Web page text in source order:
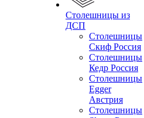
Столешницы из
ДСП
Столешницы
Скиф Россия
Столешницы
Кедр Россия
Столешницы
Egger
Австрия
Столешницы